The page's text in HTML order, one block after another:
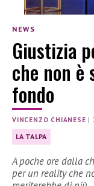
NEWS
Giustizia
che non
fondo
VINCENZO CHIANESE |
LA TALPA
A poche ore dalla
per un reality che